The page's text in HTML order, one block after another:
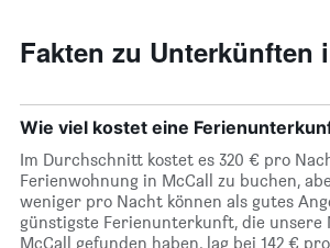
Das
Diagramm
1
Y-
Achse,
die
den
durchschnittlichen
Zimmerpreis
Fakten zu Unterkünften
Wie viel kostet eine
Im Durchschnitt kostet es 320 € pro
Ferienwohnung in McCall zu buchen,
weniger pro Nacht können als gutes
günstigste Ferienunterkunft, die unsere
McCall gefunden haben, lag bei 142 €